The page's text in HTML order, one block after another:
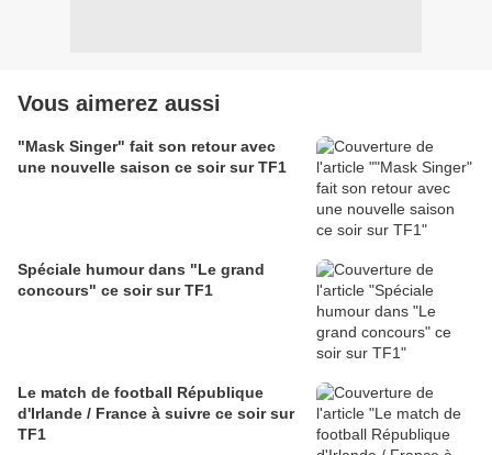
Vous aimerez aussi
"Mask Singer" fait son retour avec
une nouvelle saison ce soir sur TF1
Spéciale humour dans "Le grand
concours" ce soir sur TF1
Le match de football République
d'Irlande / France à suivre ce soir sur
TF1